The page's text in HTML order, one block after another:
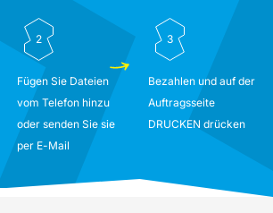
2
Fügen Sie Dateien
vom Telefon hinzu
oder senden Sie sie
per E-Mail
3
Bezahlen und auf der
Auftragsseite
DRUCKEN drücken